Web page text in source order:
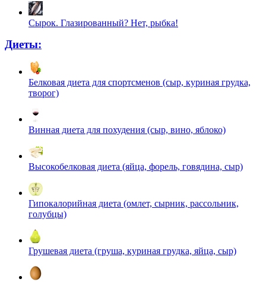
Сырок. Глазированный? Нет, рыбка!
Диеты:
Белковая диета для спортсменов (сыр, куриная грудка,
творог)
Винная диета для похудения (сыр, вино, яблоко)
Высокобелковая диета (яйца, форель, говядина, сыр)
Гипокалорийная диета (омлет, сырник, рассольник,
голубцы)
Грушевая диета (груша, куриная грудка, яйца, сыр)